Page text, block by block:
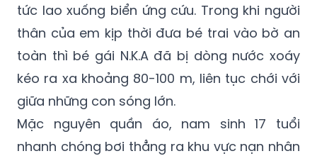
tức lao xuống biển ứng cứu. Trong khi người
thân của em kịp thời đưa bé trai vào bờ an
toàn thì bé gái N.K.A đã bị dòng nước xoáy
kéo ra xa khoảng 80-100 m, liên tục chới với
giữa những con sóng lớn.
Mặc nguyên quần áo, nam sinh 17 tuổi
nhanh chóng bơi thẳng ra khu vực nạn nhân